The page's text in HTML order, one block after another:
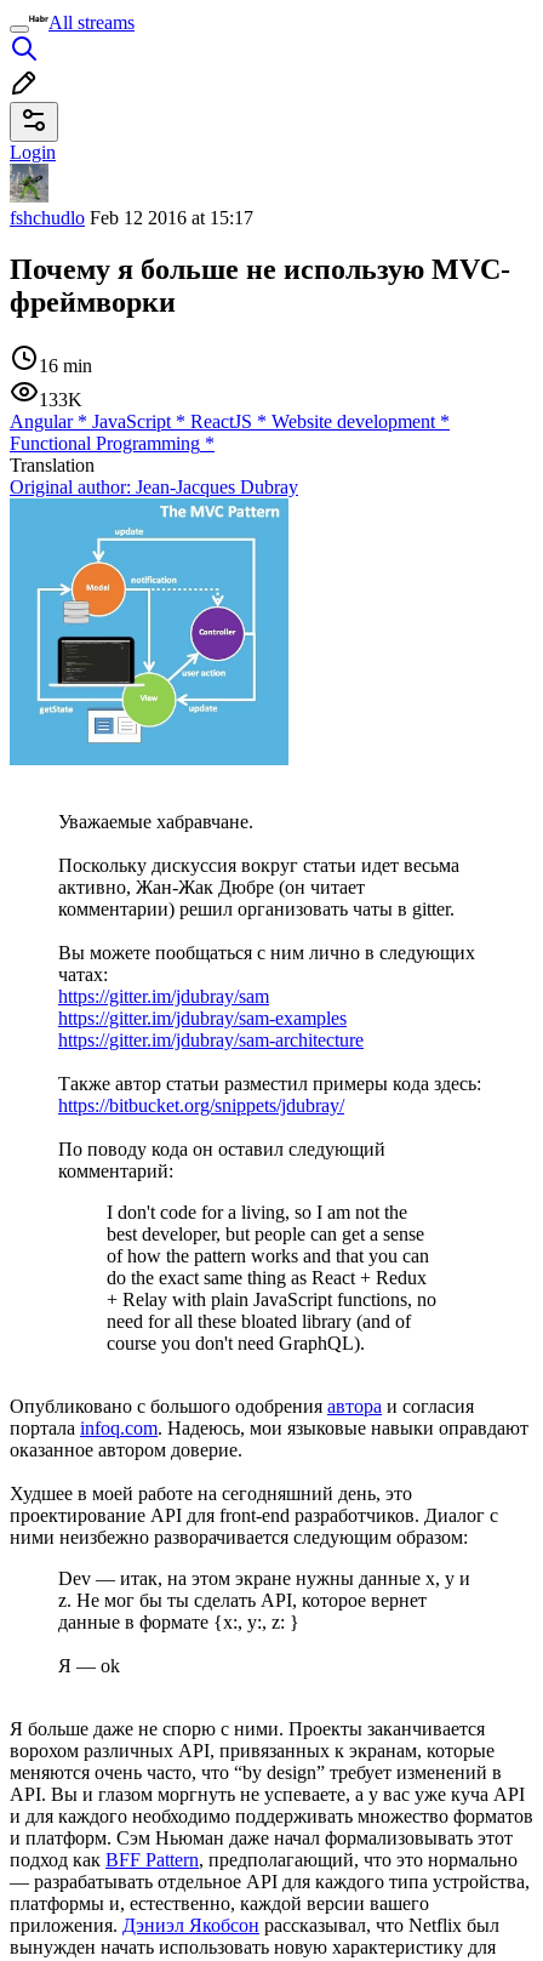
All streams
Login
fshchudlo Feb 12 2016 at 15:17
Почему я больше не использую MVC-
фреймворки
16 min
133K
Angular* JavaScript * ReactJS * Website development *
Functional Programming *
Translation
Original author: Jean-Jacques Dubray
Уважаемые хабравчане.
Поскольку дискуссия вокруг статьи идет весьма
активно, Жан-Жак Дюбре (он читает
комментарии) решил организовать чаты в gitter.
Вы можете пообщаться с ним лично в следующих
чатах:
https://gitter.im/jdubray/sam
https://gitter.im/jdubray/sam-examples
https://gitter.im/jdubray/sam-architecture
Также автор статьи разместил примеры кода здесь:
https://bitbucket.org/snippets/jdubray/
По поводу кода он оставил следующий
комментарий:
I don't code for a living, so I am not the
best developer, but people can get a sense
of how the pattern works and that you can
do the exact same thing as React + Redux
+ Relay with plain JavaScript functions, no
need for all these bloated library (and of
course you don't need GraphQL).
Опубликовано с большого одобрения автора и согласия
портала infoq.com. Надеюсь, мои языковые навыки оправдают
оказанное автором доверие.
Худшее в моей работе на сегодняшний день, это
проектирование API для front-end разработчиков. Диалог с
ними неизбежно разворачивается следующим образом:
Dev — итак, на этом экране нужны данные x, y и
z. Не мог бы ты сделать API, которое вернет
данные в формате {x:, y:, z: }
Я — ok
Я больше даже не спорю с ними. Проекты заканчивается
ворохом различных API, привязанных к экранам, которые
меняются очень часто, что “by design” требует изменений в
API. Вы и глазом моргнуть не успеваете, а у вас уже куча API
и для каждого необходимо поддерживать множество форматов
и платформ. Сэм Ньюман даже начал формализовывать этот
подход как BFF Pattern, предполагающий, что это нормально
— разрабатывать отдельное API для каждого типа устройства,
платформы и, естественно, каждой версии вашего
приложения. Дэниэл Якобсон рассказывал, что Netflix был
вынужден начать использовать новую характеристику для